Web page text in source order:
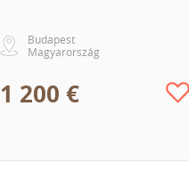
Budapest
Magyarország
1 200 €